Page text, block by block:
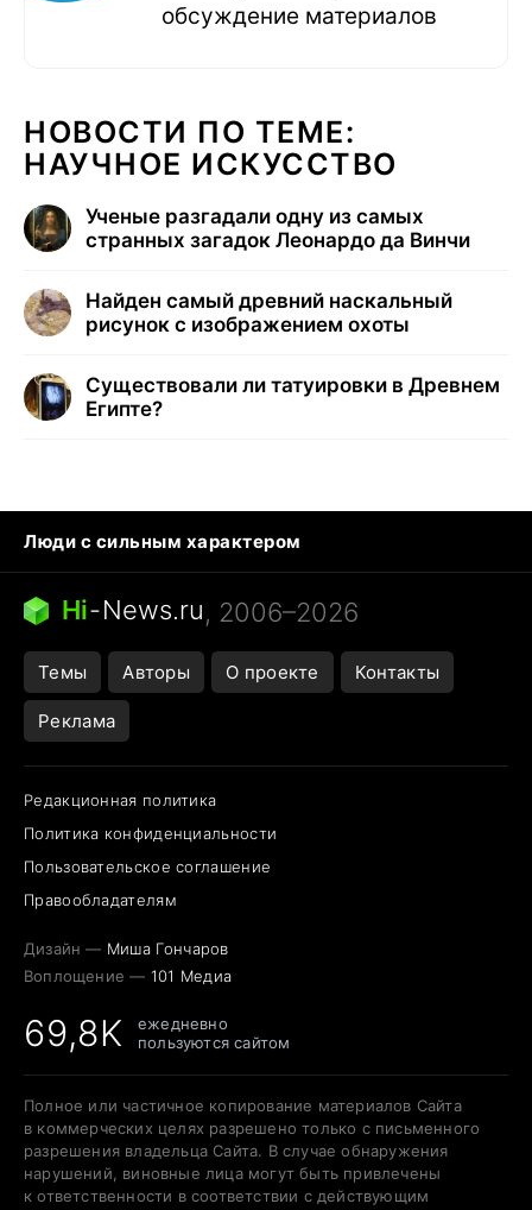
обсуждение материалов
НОВОСТИ ПО ТЕМЕ:
НАУЧНОЕ ИСКУССТВО
Ученые разгадали одну из самых
странных загадок Леонардо да Винчи
Найден самый древний наскальный
рисунок с изображением охоты
Существовали ли татуировки в Древнем
Египте?
Люди с сильным характером
Кошка писает на кровать
Тунцы в океанариуме
Ядовитые пауки России
Города в ядерной войне
Открытие в Google Maps
Hi-News.ru, 2006–2026
Темы Авторы О проекте Контакты
Реклама
Редакционная политика
Политика конфиденциальности
Пользовательское соглашение
Правообладателям
Дизайн — Миша Гончаров
Воплощение — 101 Медиа
69,8K
ежедневно
пользуются сайтом
Полное или частичное копирование материалов Сайта
в коммерческих целях разрешено только с письменного
разрешения владельца Сайта. В случае обнаружения
нарушений, виновные лица могут быть привлечены
к ответственности в соответствии с действующим